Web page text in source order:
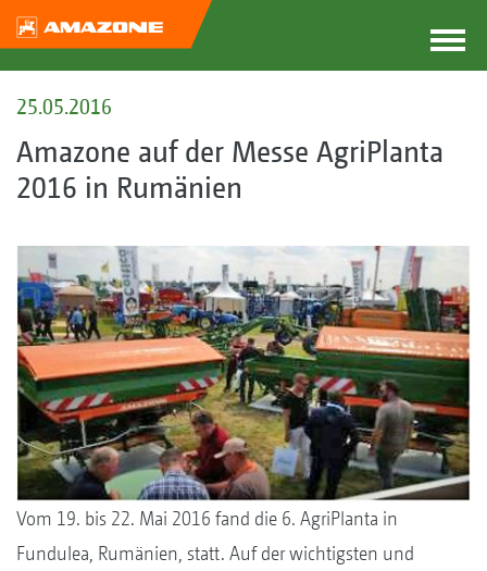
25.05.2016
Amazone auf der Messe AgriPlanta
2016 in Rumänien
Vom 19. bis 22. Mai 2016 fand die 6. AgriPlanta in
Fundulea, Rumänien, statt. Auf der wichtigsten und